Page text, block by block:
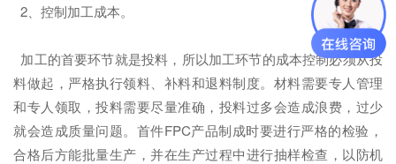
2、控制加工成本。
加工的首要环节就是投料，所以加工环节的成本控制必须从投
料做起，严格执行领料、补料和退料制度。材料需要专人管理
和专人领取，投料需要尽量准确，投料过多会造成浪费，过少
就会造成质量问题。首件FPC产品制成时要进行严格的检验，
合格后方能批量生产，并在生产过程中进行抽样检查，以防机